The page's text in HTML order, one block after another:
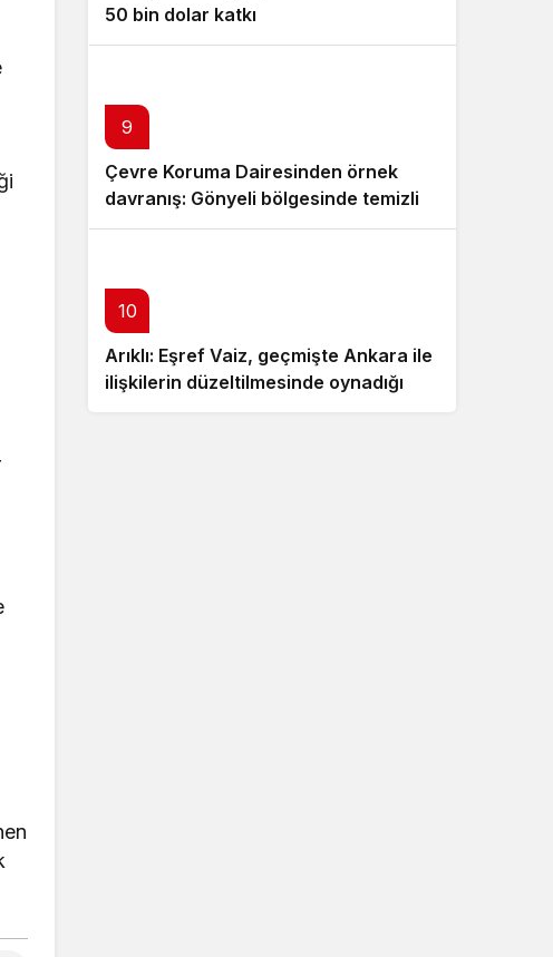
50 bin dolar katkı
9
Çevre Koruma Dairesinden örnek
davranış: Gönyeli bölgesinde temizlik
yaptı
10
Arıklı: Eşref Vaiz, geçmişte Ankara ile
ilişkilerin düzeltilmesinde oynadığı